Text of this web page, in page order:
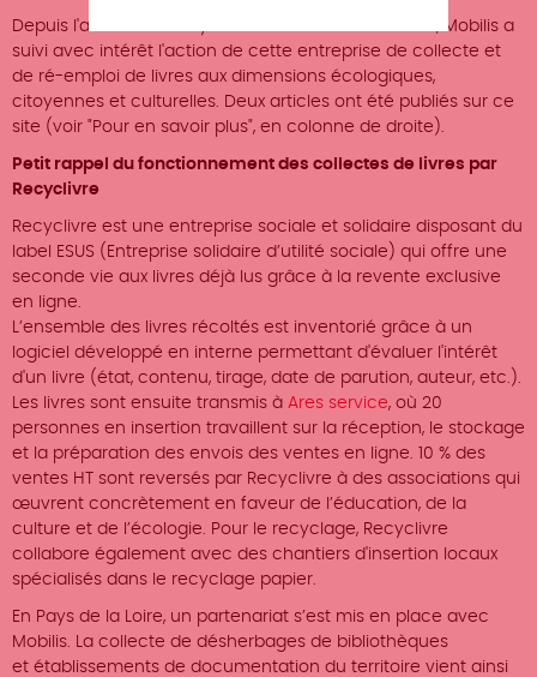
Depuis l'arrivée de Recyclivre à Nantes à la mi-2016, Mobilis a
suivi avec intérêt l'action de cette entreprise de collecte et
de ré-emploi de livres aux dimensions écologiques,
citoyennes et culturelles. Deux articles ont été publiés sur ce
site (voir "Pour en savoir plus", en colonne de droite).
Petit rappel du fonctionnement des collectes de livres par
Recyclivre
Recyclivre est une entreprise sociale et solidaire disposant du
label ESUS (Entreprise solidaire d’utilité sociale) qui offre une
seconde vie aux livres déjà lus grâce à la revente exclusive
en ligne.
L’ensemble des livres récoltés est inventorié grâce à un
logiciel développé en interne permettant d'évaluer l'intérêt
d'un livre (état, contenu, tirage, date de parution, auteur, etc.).
Les livres sont ensuite transmis à Ares service, où 20
personnes en insertion travaillent sur la réception, le stockage
et la préparation des envois des ventes en ligne. 10 % des
ventes HT sont reversés par Recyclivre à des associations qui
œuvrent concrètement en faveur de l’éducation, de la
culture et de l’écologie. Pour le recyclage, Recyclivre
collabore également avec des chantiers d'insertion locaux
spécialisés dans le recyclage papier.
En Pays de la Loire, un partenariat s’est mis en place avec
Mobilis. La collecte de désherbages de bibliothèques
et établissements de documentation du territoire vient ainsi